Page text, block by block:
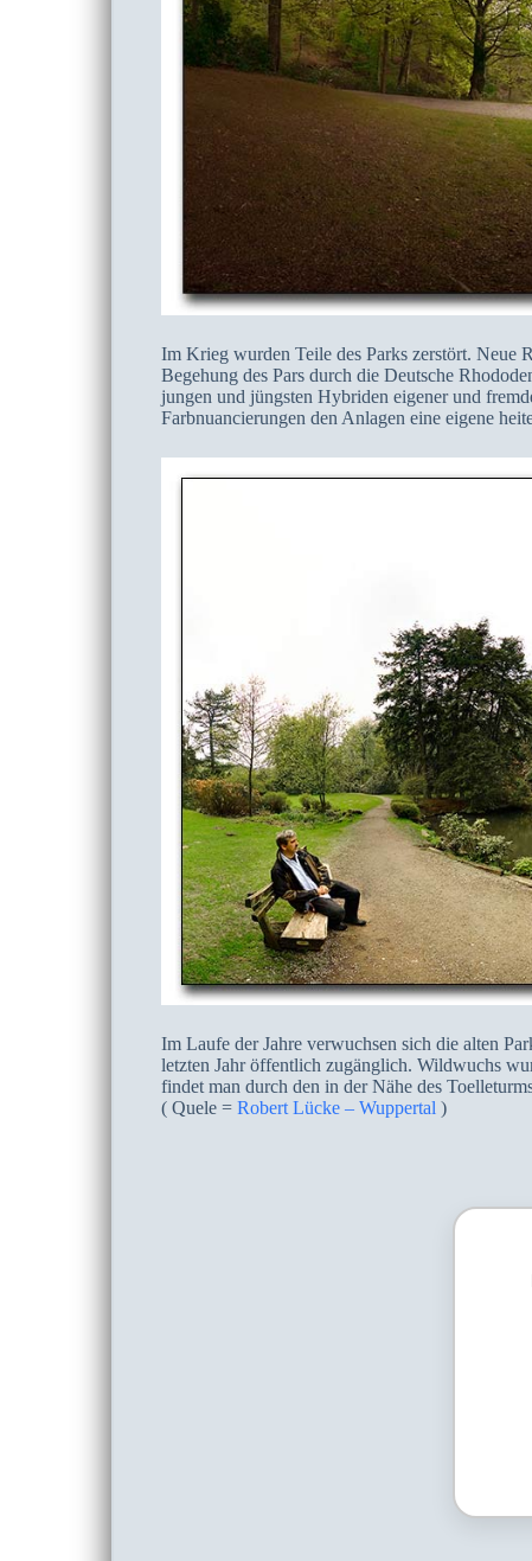
Im Krieg wurden Teile des Parks zerstört. Neue
Begehung des Pars durch die Deutsche
jungen und jüngsten Hybriden eigener und
Farbnuancierungen den Anlagen eine eigene
Im Laufe der Jahre verwuchsen sich die alten
letzten Jahr öffentlich zugänglich. Wildwuchs
findet man durch den in der Nähe des
( Quele = Robert Lücke – Wuppertal )